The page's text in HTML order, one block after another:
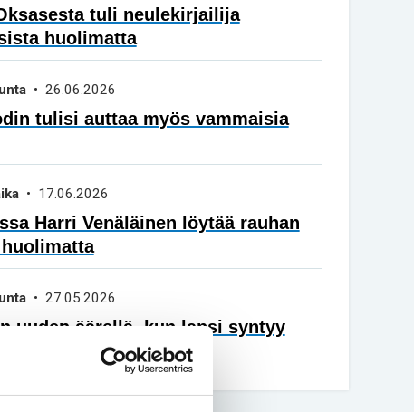
tuli neulekirjailija
huolimatta
• 26.06.2026
tulisi auttaa myös vammaisia
• 17.06.2026
Harri Venäläinen löytää rauhan
• 27.05.2026
uuden äärellä, kun lapsi syntyy